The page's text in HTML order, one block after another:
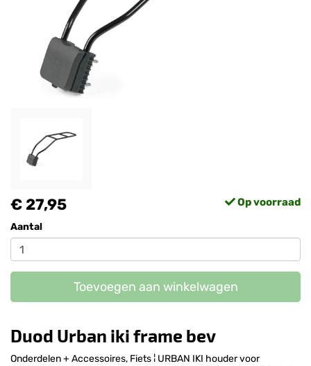
€ 27,95 Op voorraad
Aantal
Toevoegen aan winkelwagen
Duod Urban iki frame bev
Onderdelen + Accessoires, Fiets ¦ URBAN IKI houder voor